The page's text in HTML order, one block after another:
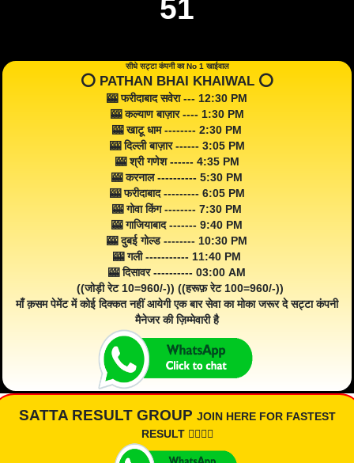
51
सीधे सट्टा कंपनी का No 1 खाईवाल
⭕️ PATHAN BHAI KHAIWAL ⭕️
🎰 फरीदाबाद सवेरा --- 12:30 PM
🎰 कल्याण बाज़ार ---- 1:30 PM
🎰 खाटू धाम -------- 2:30 PM
🎰 दिल्ली बाज़ार ------ 3:05 PM
🎰 श्री गणेश ------ 4:35 PM
🎰 करनाल ---------- 5:30 PM
🎰 फरीदाबाद --------- 6:05 PM
🎰 गोवा किंग -------- 7:30 PM
🎰 गाजियाबाद ------- 9:40 PM
🎰 दुबई गोल्ड -------- 10:30 PM
🎰 गली ----------- 11:40 PM
🎰 दिसावर ---------- 03:00 AM
((जोड़ी रेट 10=960/-)) ((हरूफ़ रेट 100=960/-))
माँ क़सम पेमेंट में कोई दिक्कत नहीं आयेगी एक बार सेवा का मोका जरूर दे सट्टा कंपनी
मैनेजर की ज़िम्मेवारी है
SATTA RESULT GROUP JOIN HERE FOR FASTEST
RESULT 👇🏾👇🏾